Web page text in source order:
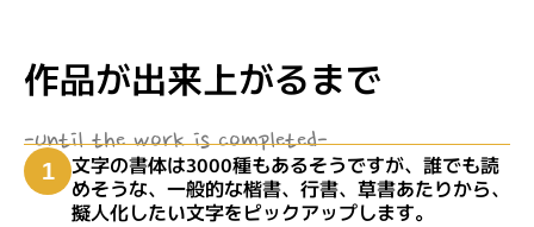
作品が出来上がるまで
-Until the work is completed-
1
文字の書体は3000種もあるそうですが、誰でも読
めそうな、一般的な楷書、行書、草書あたりから、
擬人化したい文字をピックアップします。